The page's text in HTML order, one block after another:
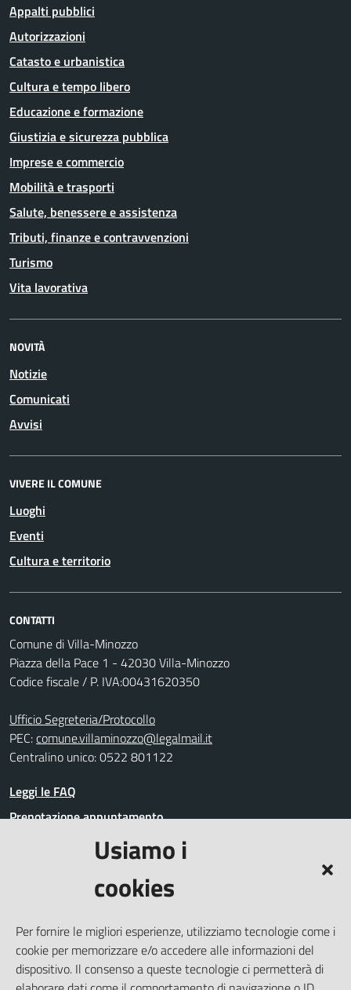
Usiamo i
cookies
Per fornire le migliori esperienze, utilizziamo tecnologie come i
cookie per memorizzare e/o accedere alle informazioni del
dispositivo. Il consenso a queste tecnologie ci permetterà di
Appalti pubblici
Autorizzazioni
Catasto e urbanistica
Cultura e tempo libero
Educazione e formazione
Giustizia e sicurezza pubblica
Imprese e commercio
Mobilità e trasporti
Salute, benessere e assistenza
Tributi, finanze e contravvenzioni
Turismo
Vita lavorativa
NOVITÀ
Notizie
Comunicati
Avvisi
VIVERE IL COMUNE
Luoghi
Eventi
Cultura e territorio
CONTATTI
Comune di Villa-Minozzo
Piazza della Pace 1 - 42030 Villa-Minozzo
Codice fiscale / P. IVA:00431620350
Ufficio Segreteria/Protocollo
PEC:comune.villaminozzo@legalmail.it
Centralino unico: 0522 801122
Leggi le FAQ
Prenotazione appuntamento
Segnalazione disservizio
Amministrazione trasparente
Whistleblowing
Dichiarazione di accessibilità